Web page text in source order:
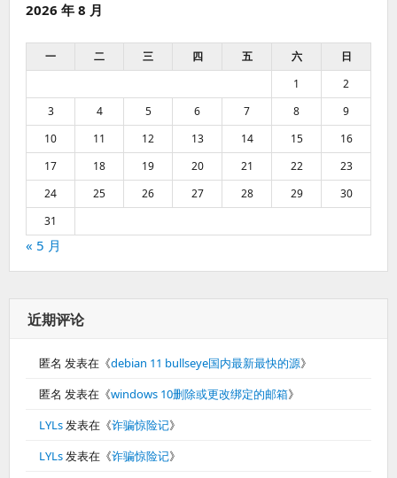
2026 年 8 月
一 二 三 四 五 六
日
1
2
3
4 5 6 7 8
9
10
11 12 13 14 15
16
17
18 19 20 21 22
23
24
25 26 27 28 29
30
31
« 5 月
近期评论
匿名 发表在《debian 11 bullseye国内最新最快的源》
匿名 发表在《windows 10删除或更改绑定的邮箱》
LYLs发表在《诈骗惊险记》
LYLs发表在《诈骗惊险记》